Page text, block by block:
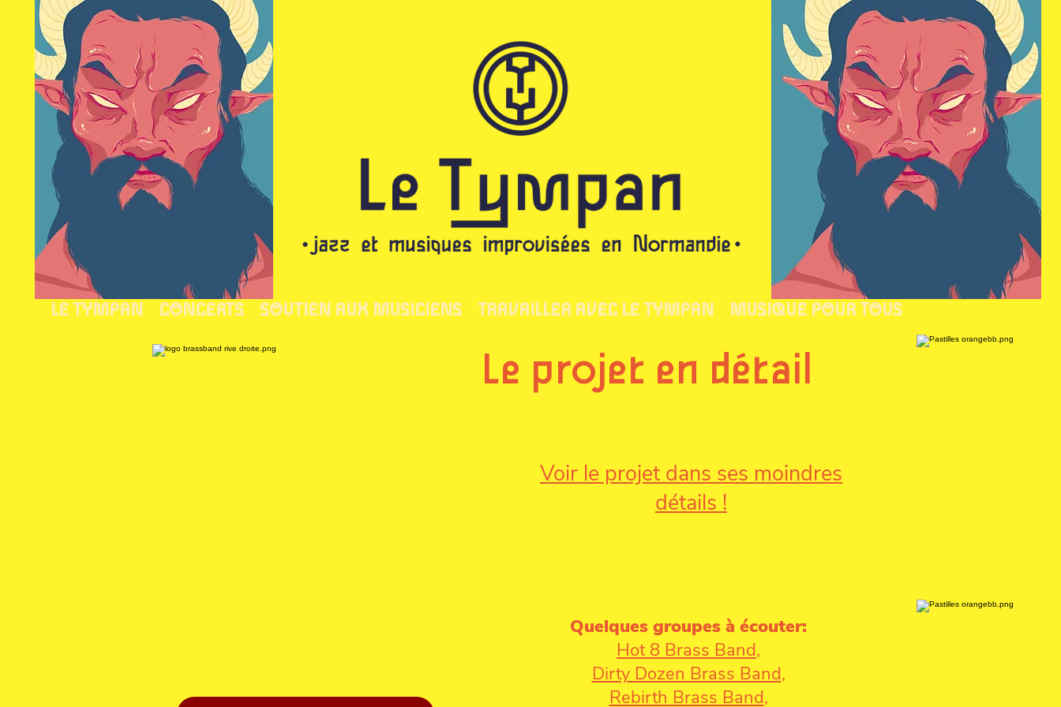
LE TYMPAN CONCERTS SOUTIEN AUX MUSICIENS TRAVAILLER AVEC LE TYMPAN MUSIQUE POUR TOUS
Le projet en détail
Voir le projet dans ses moindres
détails !
Quelques groupes à écouter:
Hot 8 Brass Band,
Dirty Dozen Brass Band,
Rebirth Brass Band,